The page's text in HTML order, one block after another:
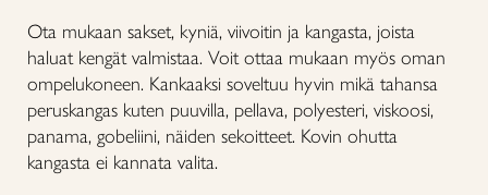
Ota mukaan sakset, kyniä, viivoitin ja kangasta, joista
haluat kengät valmistaa. Voit ottaa mukaan myös oman
ompelukoneen. Kankaaksi soveltuu hyvin mikä tahansa
peruskangas kuten puuvilla, pellava, polyesteri, viskoosi,
panama, gobeliini, näiden sekoitteet. Kovin ohutta
kangasta ei kannata valita.